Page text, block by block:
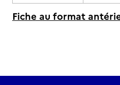
Fiche au format